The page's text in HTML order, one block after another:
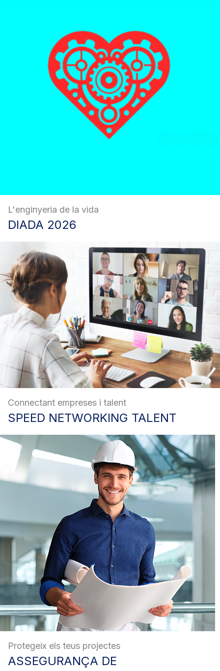
L'enginyeria de la vida
DIADA 2026
Connectant empreses i talent
SPEED NETWORKING TALENT
Protegeix els teus projectes
ASSEGURANÇA DE